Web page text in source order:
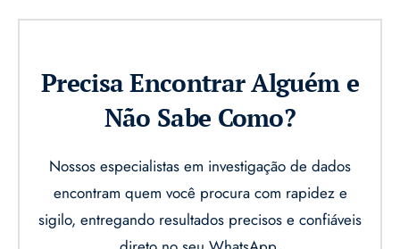
Precisa Encontrar Alguém e
Não Sabe Como?
Nossos especialistas em investigação de dados
encontram quem você procura com rapidez e
sigilo, entregando resultados precisos e confiáveis